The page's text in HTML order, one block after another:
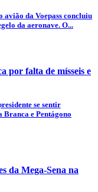
avião da Voepass concluiu
da aeronave. O...
por falta de mísseis e
se sentir
Branca e Pentágono
da Mega-Sena na